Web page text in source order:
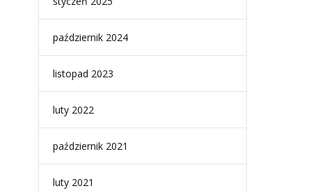
październik 2024
listopad 2023
luty 2022
październik 2021
luty 2021